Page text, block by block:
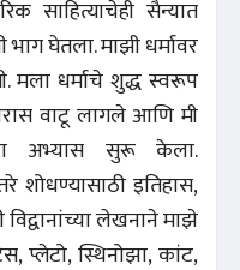
साहित्याचेही सैन्यात
भाग घेतला. माझी धर्मावर
मला धर्माचे शुद्ध स्वरूप
वाटू लागले आणि मी
अभ्यास सुरू केला.
शोधण्यासाठी इतिहास,
लेखनाने माझे
प्लेटो, स्थिनोझा, कांट,